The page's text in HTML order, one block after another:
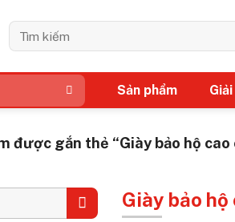
Tìm
kiếm:
Sản phẩm
được gắn thẻ “Giày bảo hộ
Giày bảo